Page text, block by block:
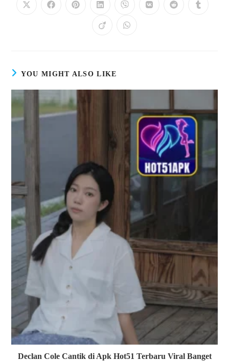
YOU MIGHT ALSO LIKE
Declan Cole Cantik di Apk Hot51 Terbaru Viral Banget